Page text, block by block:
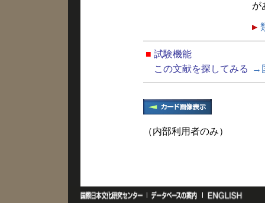
が
■ 試験機能
この文献を探してみる
→
（内部利用者のみ）